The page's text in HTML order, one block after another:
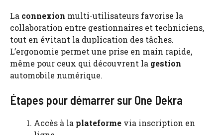
La connexion multi-utilisateurs favorise la
collaboration entre gestionnaires et techniciens,
tout en évitant la duplication des tâches.
L’ergonomie permet une prise en main rapide,
même pour ceux qui découvrent la gestion
automobile numérique.
Étapes pour démarrer sur One Dekra
Accès à la plateforme via inscription en